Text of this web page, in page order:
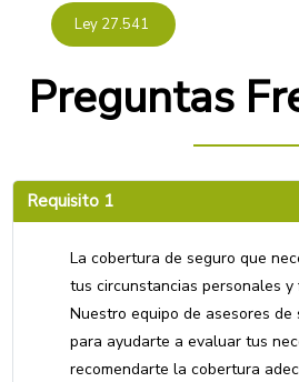
Ley 27.541
Preguntas
Requisito 1
La cobertura de seguro que
tus circunstancias personales y
Nuestro equipo de asesores
para ayudarte a evaluar tus
recomendarte la cobertura